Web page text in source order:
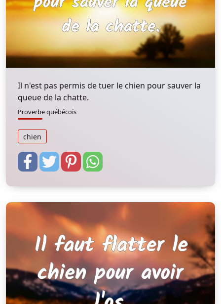
Il n'est pas permis de tuer le chien pour sauver la
queue de la chatte.
Proverbe québécois
chien